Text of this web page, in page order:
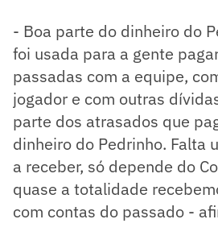
- Boa parte do dinheiro do
foi usada para a gente
passadas com a equipe,
jogador e com outras
parte dos atrasados que
dinheiro do Pedrinho. Falta
a receber, só depende do
quase a totalidade
com contas do passado -